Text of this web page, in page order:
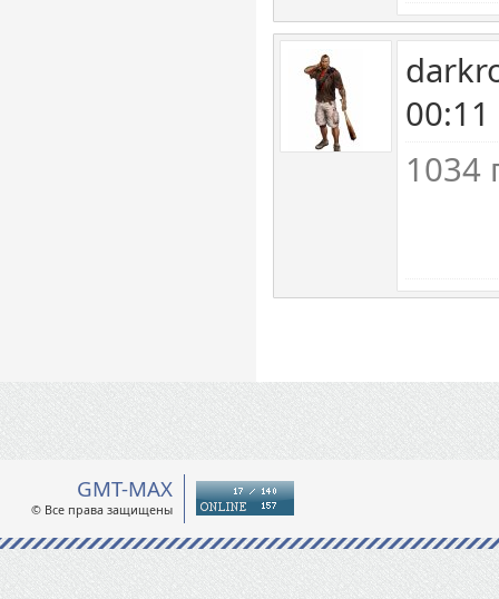
1034
GMT-MAX
© Все права защищены